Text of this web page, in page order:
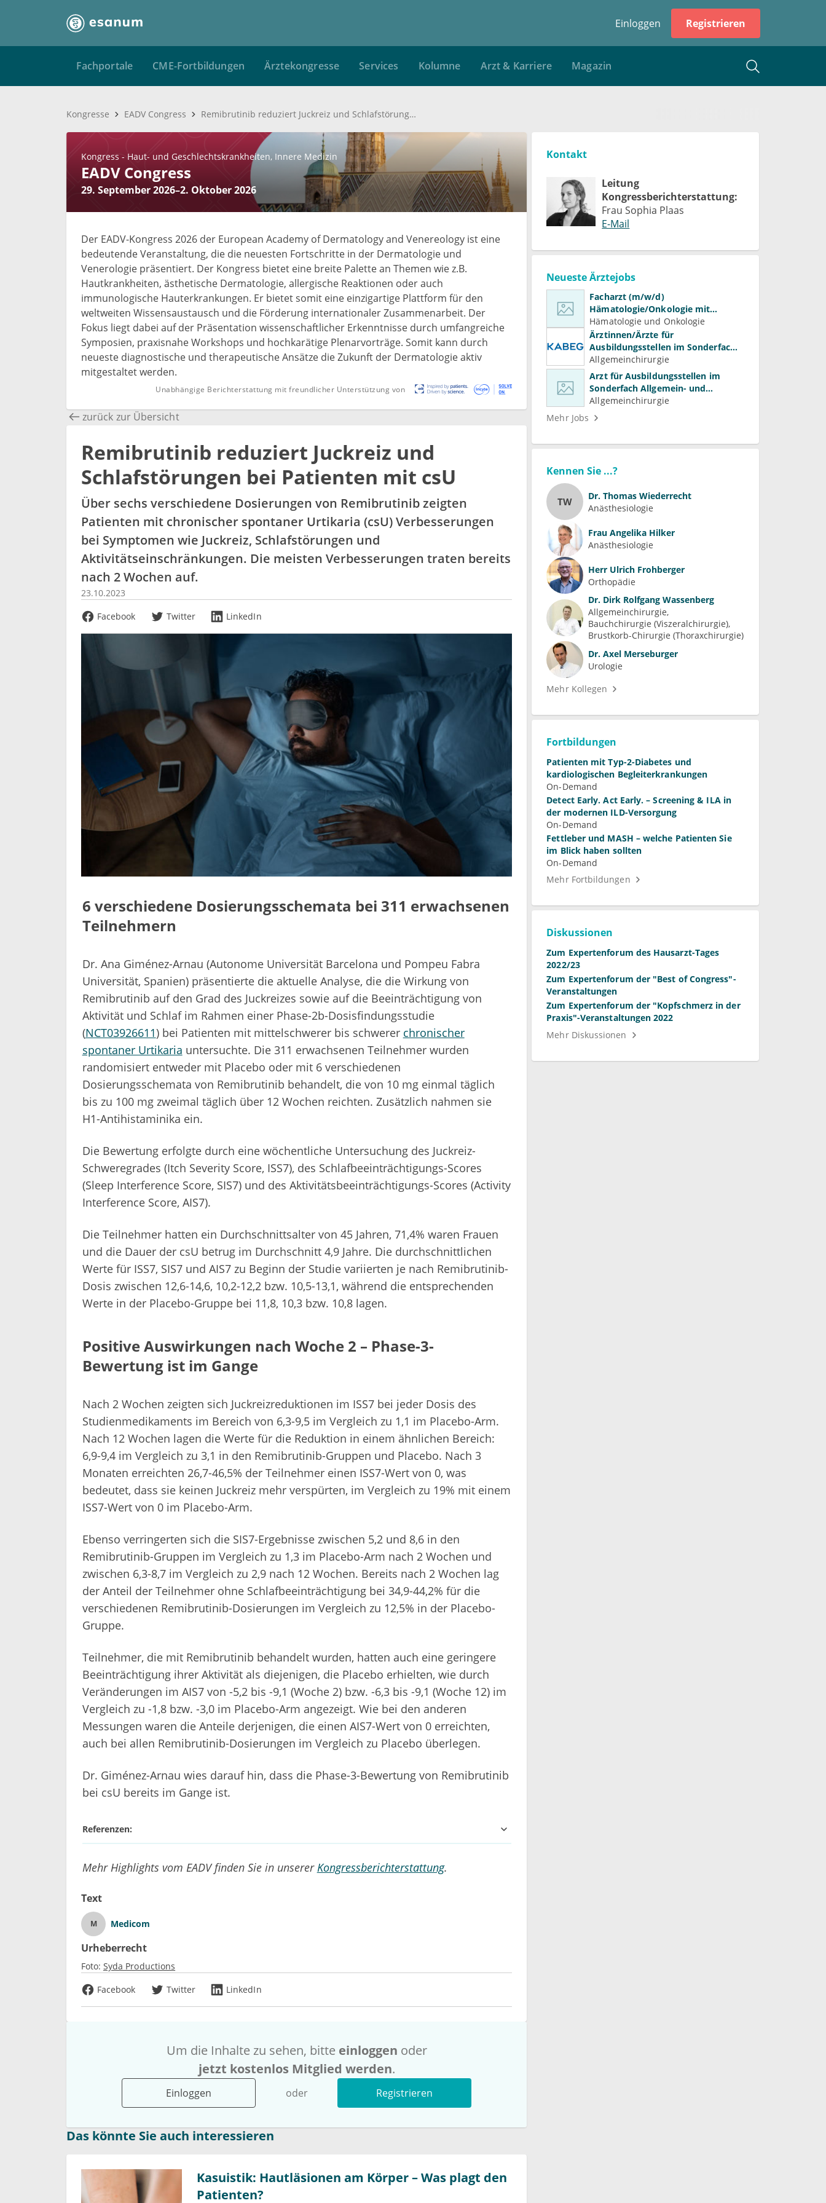
Einloggen Registrieren
Fachportale CME-Fortbildungen Ärztekongresse Services Kolumne Arzt & Karriere Magazin
Kongresse EADV Congress Remibrutinib reduziert Juckreiz und Schlafstörungen bei Patienten mit csU
Kongress - Haut- und Geschlechtskrankheiten Innere Medizin
EADV Congress
29. September 2026–2. Oktober 2026
Der EADV-Kongress 2026 der European Academy of Dermatology and Venereology ist eine
bedeutende Veranstaltung, die die neuesten Fortschritte in der Dermatologie und
Venerologie präsentiert. Der Kongress bietet eine breite Palette an Themen wie z.B.
Hautkrankheiten, ästhetische Dermatologie, allergische Reaktionen oder auch
immunologische Hauterkrankungen. Er bietet somit eine einzigartige Plattform für den
weltweiten Wissensaustausch und die Förderung internationaler Zusammenarbeit. Der
Fokus liegt dabei auf der Präsentation wissenschaftlicher Erkenntnisse durch umfangreiche
Symposien, praxisnahe Workshops und hochkarätige Plenarvorträge. Somit kann durch
neueste diagnostische und therapeutische Ansätze die Zukunft der Dermatologie aktiv
mitgestaltet werden.
Unabhängige Berichterstattung mit freundlicher Unterstützung von
zurück zur Übersicht
Remibrutinib reduziert Juckreiz und
Schlafstörungen bei Patienten mit csU
Über sechs verschiedene Dosierungen von Remibrutinib zeigten
Patienten mit chronischer spontaner Urtikaria (csU) Verbesserungen
bei Symptomen wie Juckreiz, Schlafstörungen und
Aktivitätseinschränkungen. Die meisten Verbesserungen traten bereits
nach 2 Wochen auf.
23.10.2023
Facebook
Twitter LinkedIn
6 verschiedene Dosierungsschemata bei 311 erwachsenen
Teilnehmern
Dr. Ana Giménez-Arnau (Autonome Universität Barcelona und Pompeu Fabra
Universität, Spanien) präsentierte die aktuelle Analyse, die die Wirkung von
Remibrutinib auf den Grad des Juckreizes sowie auf die Beeinträchtigung von
Aktivität und Schlaf im Rahmen einer Phase-2b-Dosisfindungsstudie
(NCT03926611) bei Patienten mit mittelschwerer bis schwerer chronischer
spontaner Urtikaria untersuchte. Die 311 erwachsenen Teilnehmer wurden
randomisiert entweder mit Placebo oder mit 6 verschiedenen
Dosierungsschemata von Remibrutinib behandelt, die von 10 mg einmal täglich
bis zu 100 mg zweimal täglich über 12 Wochen reichten. Zusätzlich nahmen sie
H1-Antihistaminika ein.
Die Bewertung erfolgte durch eine wöchentliche Untersuchung des Juckreiz-
Schweregrades (Itch Severity Score, ISS7), des Schlafbeeinträchtigungs-Scores
(Sleep Interference Score, SIS7) und des Aktivitätsbeeinträchtigungs-Scores (Activity
Interference Score, AIS7).
Die Teilnehmer hatten ein Durchschnittsalter von 45 Jahren, 71,4% waren Frauen
und die Dauer der csU betrug im Durchschnitt 4,9 Jahre. Die durchschnittlichen
Werte für ISS7, SIS7 und AIS7 zu Beginn der Studie variierten je nach Remibrutinib-
Dosis zwischen 12,6-14,6, 10,2-12,2 bzw. 10,5-13,1, während die entsprechenden
Werte in der Placebo-Gruppe bei 11,8, 10,3 bzw. 10,8 lagen.
Positive Auswirkungen nach Woche 2 – Phase-3-
Bewertung ist im Gange
Nach 2 Wochen zeigten sich Juckreizreduktionen im ISS7 bei jeder Dosis des
Studienmedikaments im Bereich von 6,3-9,5 im Vergleich zu 1,1 im Placebo-Arm.
Nach 12 Wochen lagen die Werte für die Reduktion in einem ähnlichen Bereich:
6,9-9,4 im Vergleich zu 3,1 in den Remibrutinib-Gruppen und Placebo. Nach 3
Monaten erreichten 26,7-46,5% der Teilnehmer einen ISS7-Wert von 0, was
bedeutet, dass sie keinen Juckreiz mehr verspürten, im Vergleich zu 19% mit einem
ISS7-Wert von 0 im Placebo-Arm.
Ebenso verringerten sich die SIS7-Ergebnisse zwischen 5,2 und 8,6 in den
Remibrutinib-Gruppen im Vergleich zu 1,3 im Placebo-Arm nach 2 Wochen und
zwischen 6,3-8,7 im Vergleich zu 2,9 nach 12 Wochen. Bereits nach 2 Wochen lag
der Anteil der Teilnehmer ohne Schlafbeeinträchtigung bei 34,9-44,2% für die
verschiedenen Remibrutinib-Dosierungen im Vergleich zu 12,5% in der Placebo-
Gruppe.
Teilnehmer, die mit Remibrutinib behandelt wurden, hatten auch eine geringere
Beeinträchtigung ihrer Aktivität als diejenigen, die Placebo erhielten, wie durch
Veränderungen im AIS7 von -5,2 bis -9,1 (Woche 2) bzw. -6,3 bis -9,1 (Woche 12) im
Vergleich zu -1,8 bzw. -3,0 im Placebo-Arm angezeigt. Wie bei den anderen
Messungen waren die Anteile derjenigen, die einen AIS7-Wert von 0 erreichten,
auch bei allen Remibrutinib-Dosierungen im Vergleich zu Placebo überlegen.
Dr. Giménez-Arnau wies darauf hin, dass die Phase-3-Bewertung von Remibrutinib
bei csU bereits im Gange ist.
Referenzen:
Mehr Highlights vom EADV finden Sie in unserer Kongressberichterstattung.
Text
M Medicom
Urheberrecht
Foto: Syda Productions
Facebook
Twitter LinkedIn
Um die Inhalte zu sehen, bitte einloggen oder
jetzt kostenlos Mitglied werden.
Einloggen oder Registrieren
Das könnte Sie auch interessieren
Kasuistik: Hautläsionen am Körper – Was plagt den
Patienten?
Kontakt
Leitung
Kongressberichterstattung:
Frau Sophia Plaas
E-Mail
Neueste Ärztejobs
Facharzt (m/w/d)
Hämatologie/Onkologie mit
Beteiligung an Forschung und
Lehre
Hämatologie und Onkologie
Ärztinnen/Ärzte für
Ausbildungsstellen im Sonderfach
Allgemein- und Viszeralchirurgie
Allgemeinchirurgie
Arzt für Ausbildungsstellen im
Sonderfach Allgemein- und
Gefäßchirurgie (m/w/d)
Allgemeinchirurgie
Mehr Jobs
Kennen Sie ...?
TW Dr. Thomas Wiederrecht
Anästhesiologie
Frau Angelika Hilker
Anästhesiologie
Herr Ulrich Frohberger
Orthopädie
Dr. Dirk Rolfgang Wassenberg
Allgemeinchirurgie
Bauchchirurgie (Viszeralchirurgie)
Brustkorb-Chirurgie (Thoraxchirurgie)
Dr. Axel Merseburger
Urologie
Mehr Kollegen
Fortbildungen
Patienten mit Typ-2-Diabetes und
kardiologischen Begleiterkrankungen
On-Demand
Detect Early. Act Early. – Screening & ILA in
der modernen ILD-Versorgung
On-Demand
Fettleber und MASH – welche Patienten Sie
im Blick haben sollten
On-Demand
Mehr Fortbildungen
Diskussionen
Zum Expertenforum des Hausarzt-Tages
2022/23
Zum Expertenforum der "Best of Congress"-
Veranstaltungen
Zum Expertenforum der "Kopfschmerz in der
Praxis"-Veranstaltungen 2022
Mehr Diskussionen